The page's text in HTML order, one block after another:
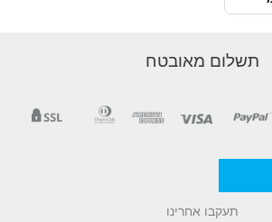
תשלום מאובטח
תעקבו אחרינו